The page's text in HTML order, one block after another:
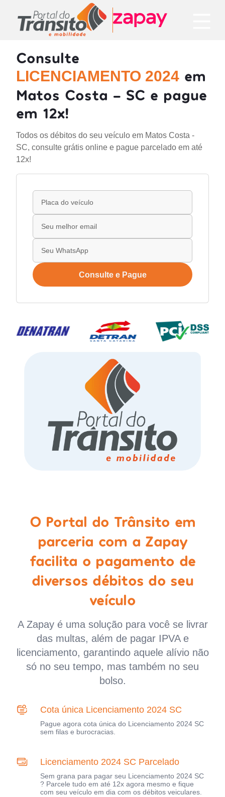
Consulte
LICENCIAMENTO 2024 em
Matos Costa - SC e pague
em 12x!
Todos os débitos do seu veículo em Matos Costa -
SC, consulte grátis online e pague parcelado em até
12x!
Consulte e Pague
O Portal do Trânsito em
parceria com a Zapay
facilita o pagamento de
diversos débitos do seu
veículo
A Zapay é uma solução para você se livrar
das multas, além de pagar IPVA e
licenciamento, garantindo aquele alívio não
só no seu tempo, mas também no seu
bolso.
Cota única Licenciamento 2024 SC
Pague agora cota única do Licenciamento 2024 SC
sem filas e burocracias.
Licenciamento 2024 SC Parcelado
Sem grana para pagar seu Licenciamento 2024 SC
? Parcele tudo em até 12x agora mesmo e fique
com seu veículo em dia com os débitos veiculares.